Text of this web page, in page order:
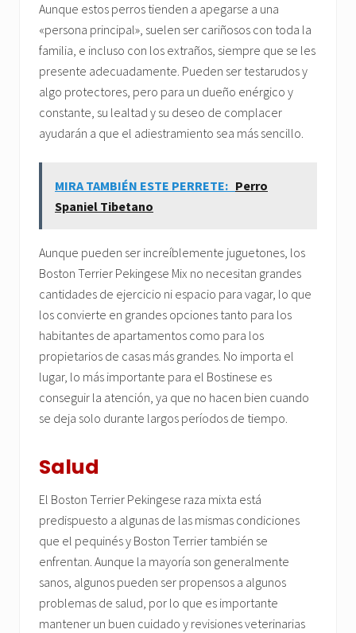
Aunque estos perros tienden a apegarse a una
«persona principal», suelen ser cariñosos con toda la
familia, e incluso con los extraños, siempre que se les
presente adecuadamente. Pueden ser testarudos y
algo protectores, pero para un dueño enérgico y
constante, su lealtad y su deseo de complacer
ayudarán a que el adiestramiento sea más sencillo.
MIRA TAMBIÉN ESTE PERRETE: Perro
Spaniel Tibetano
Aunque pueden ser increíblemente juguetones, los
Boston Terrier Pekingese Mix no necesitan grandes
cantidades de ejercicio ni espacio para vagar, lo que
los convierte en grandes opciones tanto para los
habitantes de apartamentos como para los
propietarios de casas más grandes. No importa el
lugar, lo más importante para el Bostinese es
conseguir la atención, ya que no hacen bien cuando
se deja solo durante largos períodos de tiempo.
Salud
El Boston Terrier Pekingese raza mixta está
predispuesto a algunas de las mismas condiciones
que el pequinés y Boston Terrier también se
enfrentan. Aunque la mayoría son generalmente
sanos, algunos pueden ser propensos a algunos
problemas de salud, por lo que es importante
mantener un buen cuidado y revisiones veterinarias